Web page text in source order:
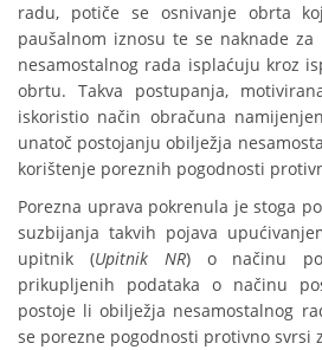
radu, potiče se osnivanje obrta
paušalnom iznosu te se naknade
nesamostalnog rada isplaćuju kroz
obrtu. Takva postupanja,
iskoristio način obračuna
unatoč postojanju obilježja
korištenje poreznih pogodnosti
Porezna uprava pokrenula je stoga
suzbijanja takvih pojava
upitnik (Upitnik NR) o načinu
prikupljenih podataka o načinu
postoje li obilježja nesamostalnog
se porezne pogodnosti protivno svrsi